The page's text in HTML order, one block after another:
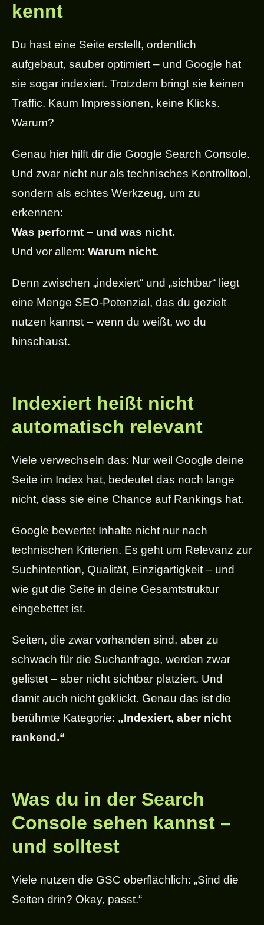
kennt
Du hast eine Seite erstellt, ordentlich
aufgebaut, sauber optimiert – und Google hat
sie sogar indexiert. Trotzdem bringt sie keinen
Traffic. Kaum Impressionen, keine Klicks.
Warum?
Genau hier hilft dir die Google Search Console.
Und zwar nicht nur als technisches Kontrolltool,
sondern als echtes Werkzeug, um zu
erkennen:
Was performt – und was nicht.
Und vor allem: Warum nicht.
Denn zwischen „indexiert“ und „sichtbar“ liegt
eine Menge SEO-Potenzial, das du gezielt
nutzen kannst – wenn du weißt, wo du
hinschaust.
Indexiert heißt nicht
automatisch relevant
Viele verwechseln das: Nur weil Google deine
Seite im Index hat, bedeutet das noch lange
nicht, dass sie eine Chance auf Rankings hat.
Google bewertet Inhalte nicht nur nach
technischen Kriterien. Es geht um Relevanz zur
Suchintention, Qualität, Einzigartigkeit – und
wie gut die Seite in deine Gesamtstruktur
eingebettet ist.
Seiten, die zwar vorhanden sind, aber zu
schwach für die Suchanfrage, werden zwar
gelistet – aber nicht sichtbar platziert. Und
damit auch nicht geklickt. Genau das ist die
berühmte Kategorie: „Indexiert, aber nicht
rankend.“
Was du in der Search
Console sehen kannst –
und solltest
Viele nutzen die GSC oberflächlich: „Sind die
Seiten drin? Okay, passt.“